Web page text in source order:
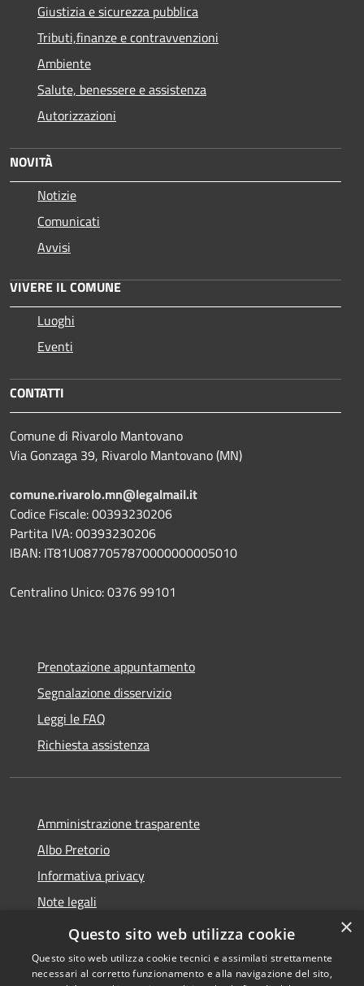
Giustizia e sicurezza pubblica
Tributi,finanze e contravvenzioni
Ambiente
Salute, benessere e assistenza
Autorizzazioni
NOVITÀ
Notizie
Comunicati
Avvisi
VIVERE IL COMUNE
Luoghi
Eventi
CONTATTI
Comune di Rivarolo Mantovano
Via Gonzaga 39, Rivarolo Mantovano (MN)
comune.rivarolo.mn@legalmail.it
Codice Fiscale: 00393230206
Partita IVA: 00393230206
IBAN: IT81U0877057870000000005010
Centralino Unico: 0376 99101
Prenotazione appuntamento
Segnalazione disservizio
Leggi le FAQ
Richiesta assistenza
Amministrazione trasparente
Albo Pretorio
Informativa privacy
Note legali
Dichiarazione di accessibilità
×
Questo sito web utilizza cookie
Questo sito web utilizza cookie tecnici e assimilati strettamente
necessari al corretto funzionamento e alla navigazione del sito,